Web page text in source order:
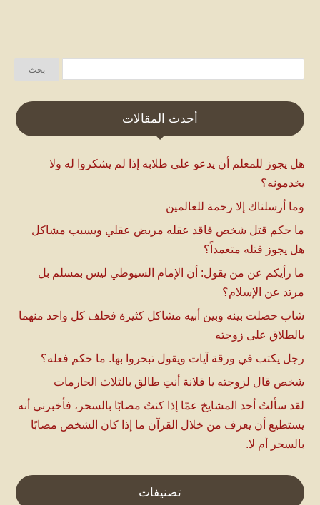
أحدث المقالات
هل يجوز للمعلم أن يدعو على طلابه إذا لم يشكروا له ولا
يخدمونه؟
وما أرسلناك إلا رحمة للعالمين
ما حكم قتل شخص فاقد عقله مريض عقلي ويسبب مشاكل
هل يجوز قتله متعمداً؟
ما رأيكم عن من يقول: أن الإمام السيوطي ليس بمسلم بل
مرتد عن الإسلام؟
شاب حصلت بينه وبين أبيه مشاكل كثيرة فحلف كل واحد منهما
بالطلاق على زوجته
رجل يكتب في ورقة آيات ويقول تبخروا بها. ما حكم فعله؟
شخص قال لزوجته يا فلانة أنتِ طالق بالثلاث الحارمات
لقد سألتُ أحد المشايخ عمّا إذا كنتُ مصابًا بالسحر، فأخبرني أنه
يستطيع أن يعرف من خلال القرآن ما إذا كان الشخص مصابًا
بالسحر أم لا.
تصنيفات